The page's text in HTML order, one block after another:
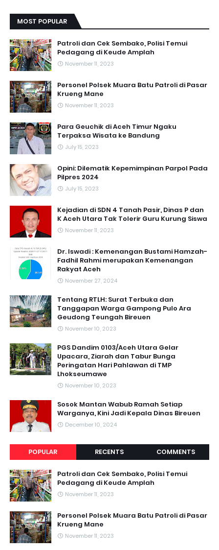
MOST POPULAR
Patroli dan Cek Sembako, Polisi Temui
Pedagang di Keude Amplah
November 11, 2023
Personel Polsek Muara Batu Patroli di Pasar
Krueng Mane
November 11, 2023
Para Geuchik di Aceh Timur Ngaku
Terpaksa Wisata ke Bandung
July 15, 2023
Opini: Dilematik Kepemimpinan Parpol Pada
Pilpres 2024
July 15, 2023
Kejadian di SDN 4 Tanah Pasir, Dinas P dan
K Aceh Utara Tak Tolerir Guru Kurung Siswa
November 11, 2023
Dr. Iswadi : Kemenangan Bustami Hamzah-
Fadhil Rahmi merupakan Kemenangan
Rakyat Aceh
November 27, 2024
Tentang RTLH: Surat Terbuka dan
Tanggapan Warga Gampong Pulo Ara
Geudong Teungah Bireuen
November 10, 2023
PGS Dandim 0103/Aceh Utara Gelar
Upacara, Ziarah dan Tabur Bunga
Peringatan Hari Pahlawan di TMP
Lhokseumawe
November 10, 2023
Sosok Mantan Wabub Ramah Setiap
Warganya, Kini Jadi Kepala Dinas Bireuen
December 10, 2024
POPULAR RECENTS COMMENTS
Patroli dan Cek Sembako, Polisi Temui
Pedagang di Keude Amplah
November 11, 2023
Personel Polsek Muara Batu Patroli di Pasar
Krueng Mane
November 11, 2023